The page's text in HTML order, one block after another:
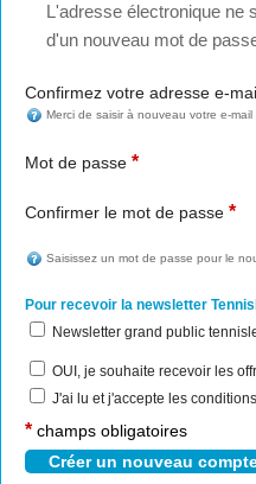
L'adresse électronique ne
d'un nouveau mot de
Confirmez votre adresse e-
Merci de saisir à nouveau votre e-
Mot de passe *
Confirmer le mot de passe *
Saisissez un mot de passe pour le
Pour recevoir la newsletter
Newsletter grand public
OUI, je souhaite recevoir les
J'ai lu et j'accepte les
* champs obligatoires